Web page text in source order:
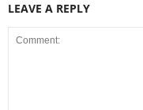
LEAVE A REPLY